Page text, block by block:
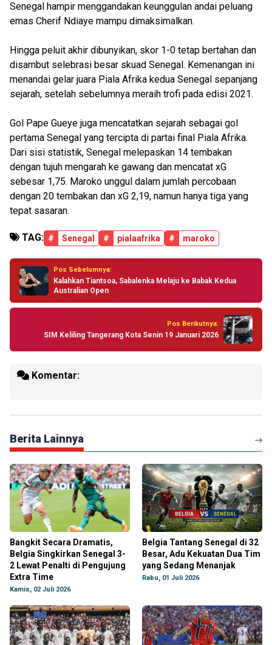
Senegal hampir menggandakan keunggulan andai peluang
emas Cherif Ndiaye mampu dimaksimalkan.
Hingga peluit akhir dibunyikan, skor 1-0 tetap bertahan dan
disambut selebrasi besar skuad Senegal. Kemenangan ini
menandai gelar juara Piala Afrika kedua Senegal sepanjang
sejarah, setelah sebelumnya meraih trofi pada edisi 2021.
Gol Pape Gueye juga mencatatkan sejarah sebagai gol
pertama Senegal yang tercipta di partai final Piala Afrika.
Dari sisi statistik, Senegal melepaskan 14 tembakan
dengan tujuh mengarah ke gawang dan mencatat xG
sebesar 1,75. Maroko unggul dalam jumlah percobaan
dengan 20 tembakan dan xG 2,19, namun hanya tiga yang
tepat sasaran.
TAG: # Senegal # pialaafrika # maroko
Pos Sebelumnya:
Kalahkan Tiantsoa, Sabalenka Melaju ke Babak Kedua
Australian Open
Pos Berikutnya:
SIM Keliling Tangerang Kota Senin 19 Januari 2026
Komentar:
Berita Lainnya
Bangkit Secara Dramatis,
Belgia Singkirkan Senegal 3-
2 Lewat Penalti di Pengujung
Extra Time
Kamis, 02 Juli 2026
Belgia Tantang Senegal di 32
Besar, Adu Kekuatan Dua Tim
yang Sedang Menanjak
Rabu, 01 Juli 2026